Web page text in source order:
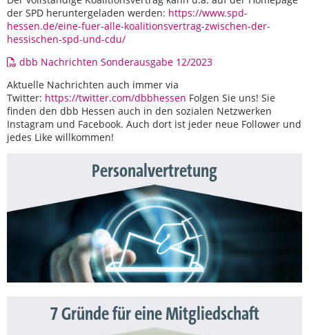
der SPD heruntergeladen werden: https://www.spd-
hessen.de/eine-fuer-alle-koalitionsvertrag-zwischen-der-
hessischen-spd-und-cdu/
dbb Nachrichten Sonderausgabe 12/2023
Aktuelle Nachrichten auch immer via
Twitter: https://twitter.com/dbbhessen Folgen Sie uns! Sie
finden den dbb Hessen auch in den sozialen Netzwerken
Instagram und Facebook. Auch dort ist jeder neue Follower und
jedes Like willkommen!
Personalvertretung
7 Gründe für eine Mitgliedschaft